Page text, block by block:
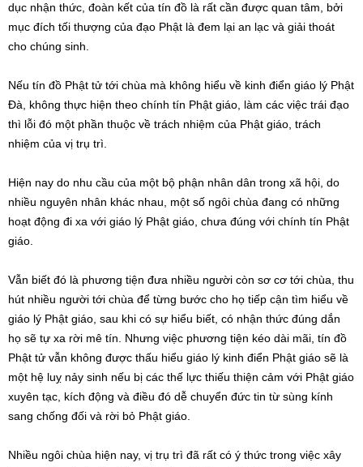
dục nhận thức, đoàn kết của tín đồ là rất cần được quan tâm, bởi
mục đích tối thượng của đạo Phật là đem lại an lạc và giải thoát
cho chúng sinh.
Nếu tín đồ Phật tử tới chùa mà không hiểu về kinh điển giáo lý Phật
Đà, không thực hiện theo chính tín Phật giáo, làm các việc trái đạo
thì lỗi đó một phần thuộc về trách nhiệm của Phật giáo, trách
nhiệm của vị trụ trì.
Hiện nay do nhu cầu của một bộ phận nhân dân trong xã hội, do
nhiều nguyên nhân khác nhau, một số ngôi chùa đang có những
hoạt động đi xa với giáo lý Phật giáo, chưa đúng với chính tín Phật
giáo.
Vẫn biết đó là phương tiện đưa nhiều người còn sơ cơ tới chùa, thu
hút nhiều người tới chùa để từng bước cho họ tiếp cận tìm hiểu về
giáo lý Phật giáo, sau khi có sự hiểu biết, có nhận thức đúng dắn
họ sẽ tự xa rời mê tín. Nhưng việc phương tiện kéo dài mãi, tín đồ
Phật tử vẫn không được thấu hiểu giáo lý kinh điển Phật giáo sẽ là
một hệ luỵ nảy sinh nếu bị các thế lực thiếu thiện cảm với Phật giáo
xuyên tạc, kích động và điều đó dễ chuyển đức tin từ sùng kính
sang chống đối và rời bỏ Phật giáo.
Nhiều ngôi chùa hiện nay, vị trụ trì đã rất có ý thức trong việc xây